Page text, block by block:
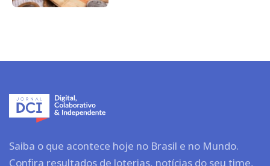
Saiba o que acontece hoje no Brasil e no Mundo.
Confira resultados de loterias, notícias do seu time,